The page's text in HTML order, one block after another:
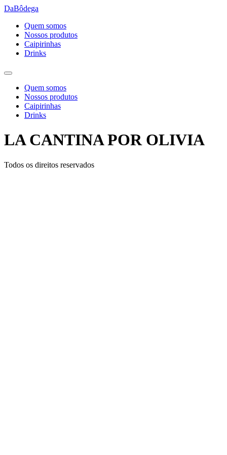
Ir
conteúdo
DaBôdega
Quem somos
Nossos produtos
Caipirinhas
Drinks
Quem somos
Nossos produtos
Caipirinhas
Drinks
LA CANTINA POR OLIVIA
Todos os direitos reservados